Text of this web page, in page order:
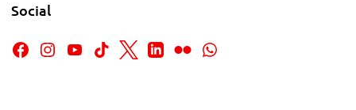
Social